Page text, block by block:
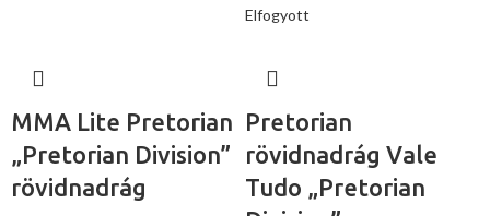
MMA Lite Pretorian
„Pretorian Division”
rövidnadrág
Elfogyott
Pretorian
rövidnadrág Vale
Tudo „Pretorian